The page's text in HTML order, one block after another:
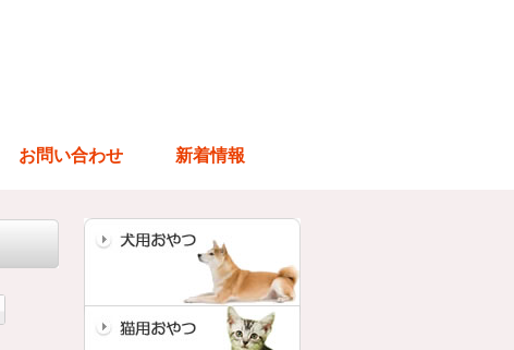
お問い合わせ 新着情報